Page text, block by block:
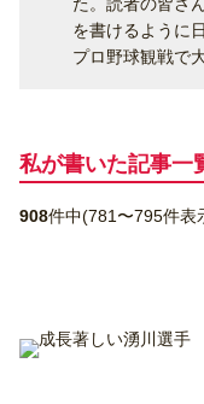
た。読者の皆さ
を書けるように
プロ野球観戦で
私が書いた記事⼀
908件中(781〜795件表